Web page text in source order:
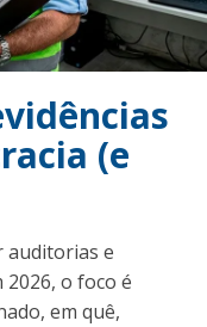
(e
auditorias e
o foco é
em quê,